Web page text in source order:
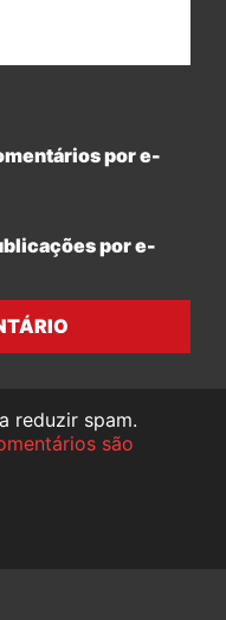
por e-
por e-
reduzir spam.
são